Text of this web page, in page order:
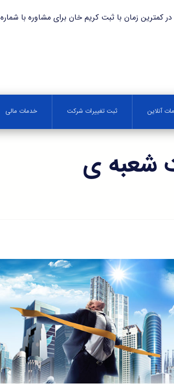
ثبت کریم خان برای مشاوره با شماره ۸۷۱۴۶ تماس حاصل فرمایید.
آنلاین ثبت تغییرات شرکت خدمات مالی
شعبه ی